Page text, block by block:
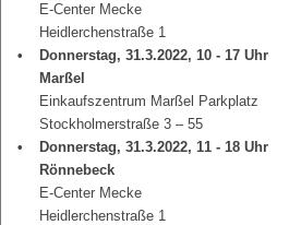
E-Center Mecke
Heidlerchenstraße 1
Donnerstag, 31.3.2022, 10 - 17 Uhr
Marßel
Einkaufszentrum Marßel Parkplatz
Stockholmerstraße 3 – 55
Donnerstag, 31.3.2022, 11 - 18 Uhr
Rönnebeck
E-Center Mecke
Heidlerchenstraße 1